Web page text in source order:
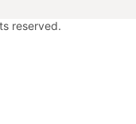
reserved.